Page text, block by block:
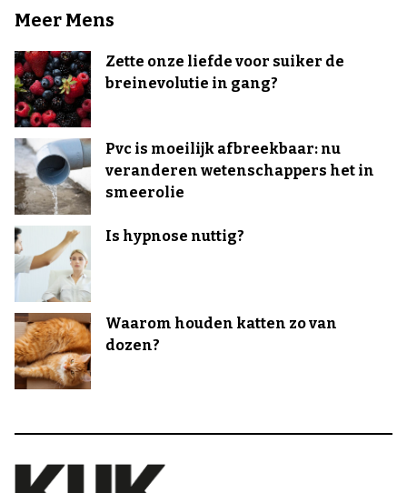
Meer Mens
Zette onze liefde voor suiker de
breinevolutie in gang?
Pvc is moeilijk afbreekbaar: nu
veranderen wetenschappers het in
smeerolie
Is hypnose nuttig?
Waarom houden katten zo van
dozen?